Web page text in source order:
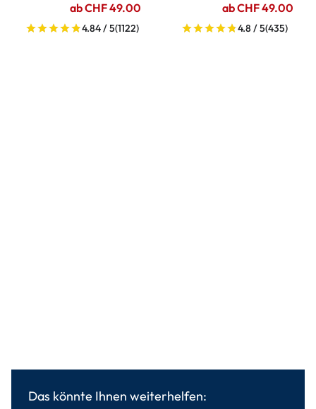
ab CHF 49.00
4.84 / 5(1122)
ab CHF 49.00
4.8 / 5(435)
Das könnte Ihnen weiterhelfen: